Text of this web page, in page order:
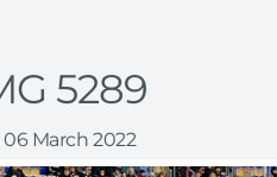
5289
06 March 2022